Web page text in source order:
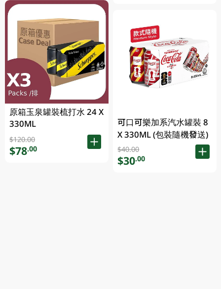
原箱玉泉罐裝梳打水 24 X
330ML
$120.00
$78.00
可口可樂加系汽水罐裝 8
X 330ML (包裝隨機發送)
$40.00
$30.00